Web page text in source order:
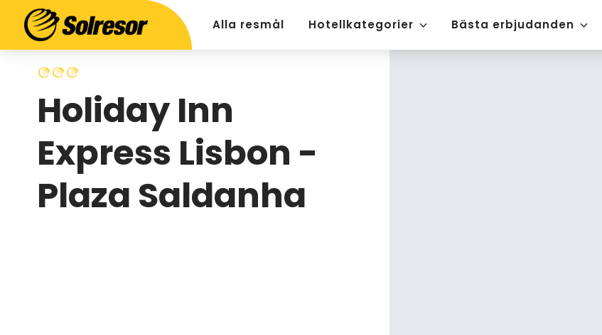
Alla resmål Hotellkategorier Bästa erbjudanden
Holiday Inn
Express Lisbon -
Plaza Saldanha